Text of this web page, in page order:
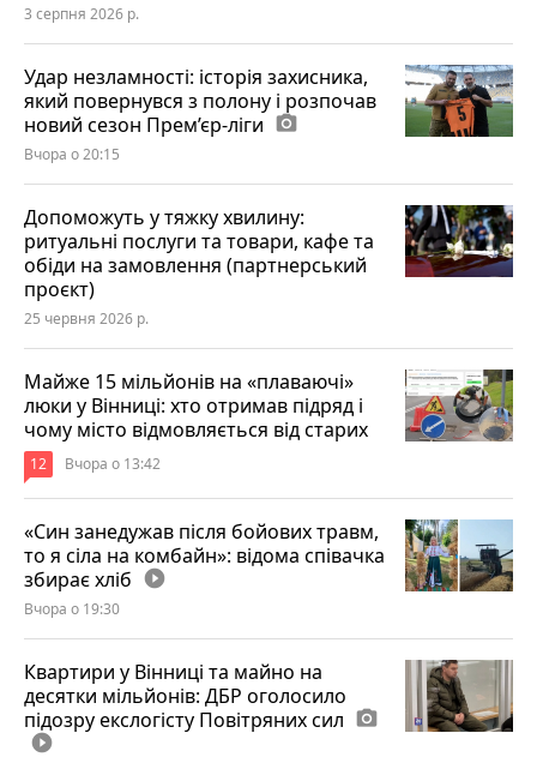
3 серпня 2026 р.
Удар незламності: історія захисника,
який повернувся з полону і розпочав
новий сезон Прем’єр-ліги photo_camera
Вчора о 20:15
Допоможуть у тяжку хвилину:
ритуальні послуги та товари, кафе та
обіди на замовлення (партнерський
проєкт)
25 червня 2026 р.
Майже 15 мільйонів на «плаваючі»
люки у Вінниці: хто отримав підряд і
чому місто відмовляється від старих
12 Вчора о 13:42
«Син занедужав після бойових травм,
то я сіла на комбайн»: відома співачка
збирає хліб play_circle_filled
Вчора о 19:30
Квартири у Вінниці та майно на
десятки мільйонів: ДБР оголосило
підозру екслогісту Повітряних сил photo_camera
play_circle_filled